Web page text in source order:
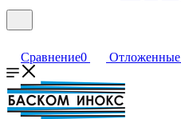
Сравнение0 Отложенные